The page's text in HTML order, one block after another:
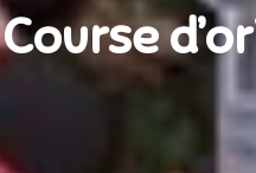
Course